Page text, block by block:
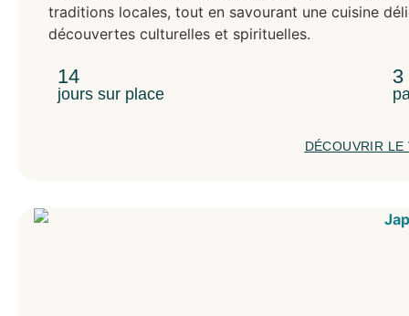
traditions locales, tout en savourant une cuisine
découvertes culturelles et spirituelles.
14
jours sur place
DÉCOUVRIR LE